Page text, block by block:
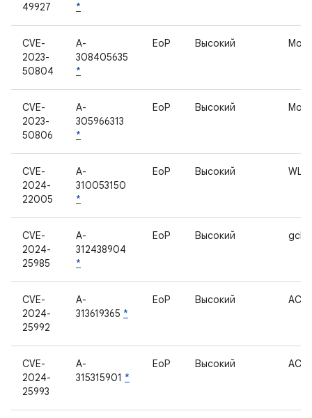
49927
*
CVE-
2023-
50804
A-
308405635
*
EoP Высокий
CVE-
2023-
50806
A-
305966313
*
EoP Высокий
CVE-
2024-
22005
A-
310053150
*
EoP Высокий
CVE-
2024-
25985
A-
312438904
*
EoP Высокий
CVE-
2024-
25992
A-
313619365 *
EoP Высокий
CVE-
2024-
25993
A-
315315901 *
EoP Высокий